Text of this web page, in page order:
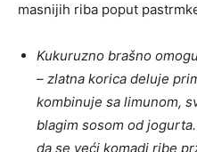
masnijih riba poput
Kukuruzno brašno
– zlatna korica deluje
kombinuje sa limunom,
blagim sosom od
da se veći komadi ribe